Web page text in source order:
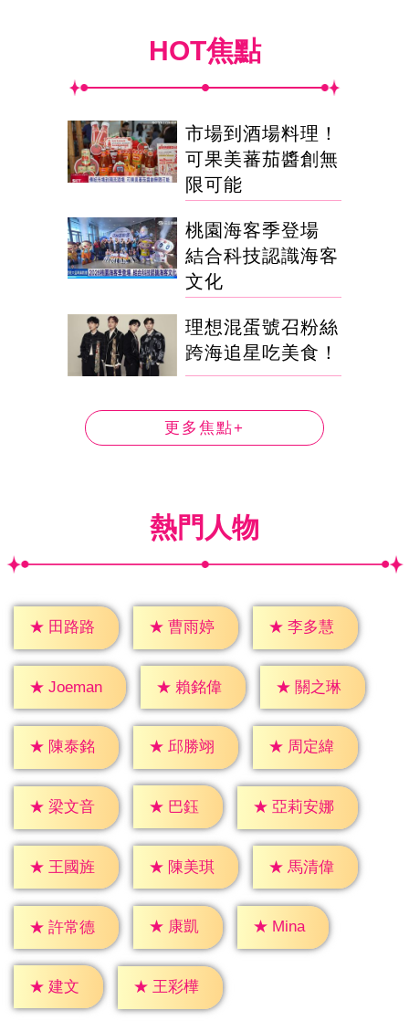
HOT焦點
市場到酒場料理！
可果美蕃茄醬創無
限可能
桃園海客季登場
結合科技認識海客
文化
理想混蛋號召粉絲
跨海追星吃美食！
更多焦點+
熱門人物
★ 田路路 ★ 曹雨婷 ★ 李多慧
★ Joeman ★ 賴銘偉 ★ 關之琳
★ 陳泰銘 ★ 邱勝翊 ★ 周定緯
★ 梁文音 ★ 巴鈺 ★ 亞莉安娜
★ 王國旌 ★ 陳美琪 ★ 馬清偉
★ 許常德 ★ 康凱 ★ Mina
★ 建文 ★ 王彩樺